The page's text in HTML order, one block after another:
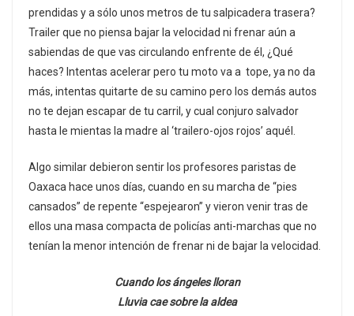
prendidas y a sólo unos metros de tu salpicadera trasera?
Trailer que no piensa bajar la velocidad ni frenar aún a
sabiendas de que vas circulando enfrente de él, ¿Qué
haces? Intentas acelerar pero tu moto va a tope, ya no da
más, intentas quitarte de su camino pero los demás autos
no te dejan escapar de tu carril, y cual conjuro salvador
hasta le mientas la madre al ‘trailero-ojos rojos’ aquél.
Algo similar debieron sentir los profesores paristas de
Oaxaca hace unos días, cuando en su marcha de “pies
cansados” de repente “espejearon” y vieron venir tras de
ellos una masa compacta de policías anti-marchas que no
tenían la menor intención de frenar ni de bajar la velocidad.
Cuando los ángeles lloran
Lluvia cae sobre la aldea